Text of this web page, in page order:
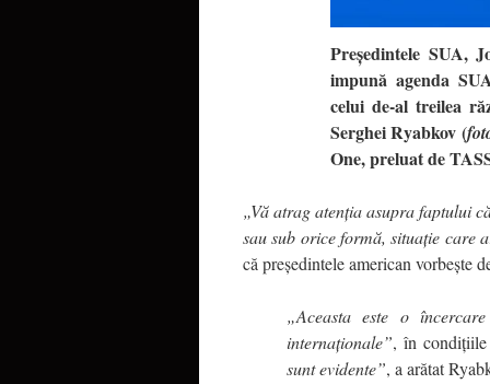
Președintele SUA,
impună agenda
celui de-al treilea
Serghei Ryabkov (
One, preluat de
„Vă atrag atenția asupra faptului
sau sub orice formă, situație care
că președintele american vorbește
„Aceasta este o
internaționale”, în
sunt evidente”, a arătat